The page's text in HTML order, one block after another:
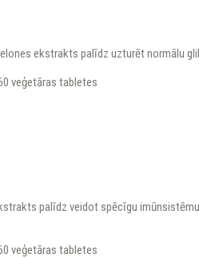
ekstrakts palīdz uzturēt normālu
veģetāras tabletes
palīdz veidot spēcīgu
veģetāras tabletes